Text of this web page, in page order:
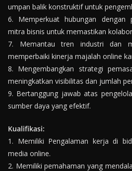
umpan balik konstruktif untuk
6. Memperkuat hubungan dengan
mitra bisnis untuk memastikan
7. Memantau tren industri dan
memperbaiki kinerja majalah online
8. Mengembangkan strategi
meningkatkan visibilitas dan jumlah
9. Bertanggung jawab atas
sumber daya yang efektif.
Kualifikasi:
1. Memiliki Pengalaman kerja di
media online.
2. Memiliki pemahaman yang